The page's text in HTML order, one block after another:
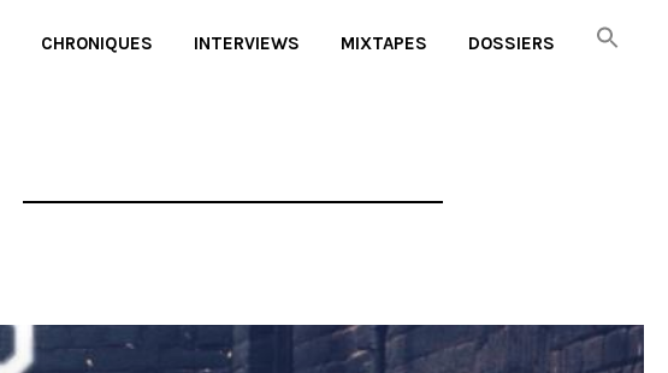
CHRONIQUES INTERVIEWS MIXTAPES DOSSIERS